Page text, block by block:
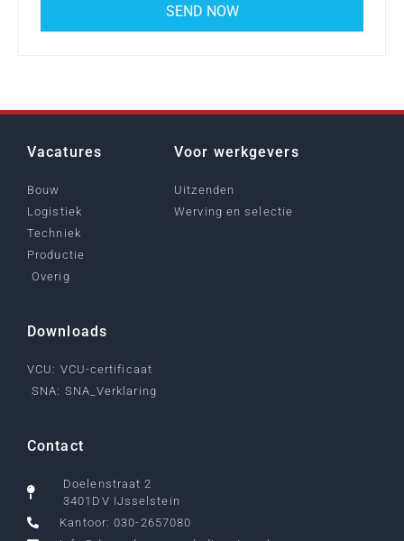
Vacatures
Bouw
Logistiek
Techniek
Productie
Overig
Voor werkgevers
Uitzenden
Werving en selectie
Downloads
VCU: VCU-certificaat
SNA: SNA_Verklaring
Contact
Doelenstraat 2
3401DV IJsselstein
Kantoor: 030-2657080